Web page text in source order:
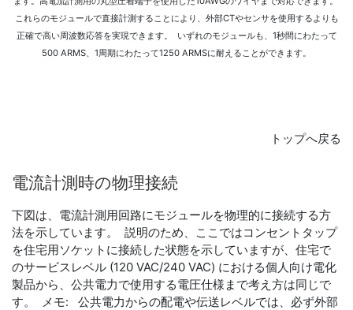
これらのモジュールで直接計測することにより、外部CTやセンサを使用するよりも
正確で高い周波数応答を実現できます。 いずれのモジュールも、1秒間にわたって
500 ARMS、1周期にわたって1250 ARMSに耐えることができます。
トップへ戻る
電流計測 時の物理接続
下図は、電流計測用回路にモジュールを物理的に接続する方
法を示しています。 説明のため、ここではコンセントタップ
を住宅用ソケットに接続した状態を示していますが、住宅で
のサービスレベル (120 VAC/240 VAC) における個人向け電化
製品から、公共電力で使用する電圧仕様まで考え方は同じで
す。 メモ: 公共電力からの配電や伝送レベルでは、必ず外部